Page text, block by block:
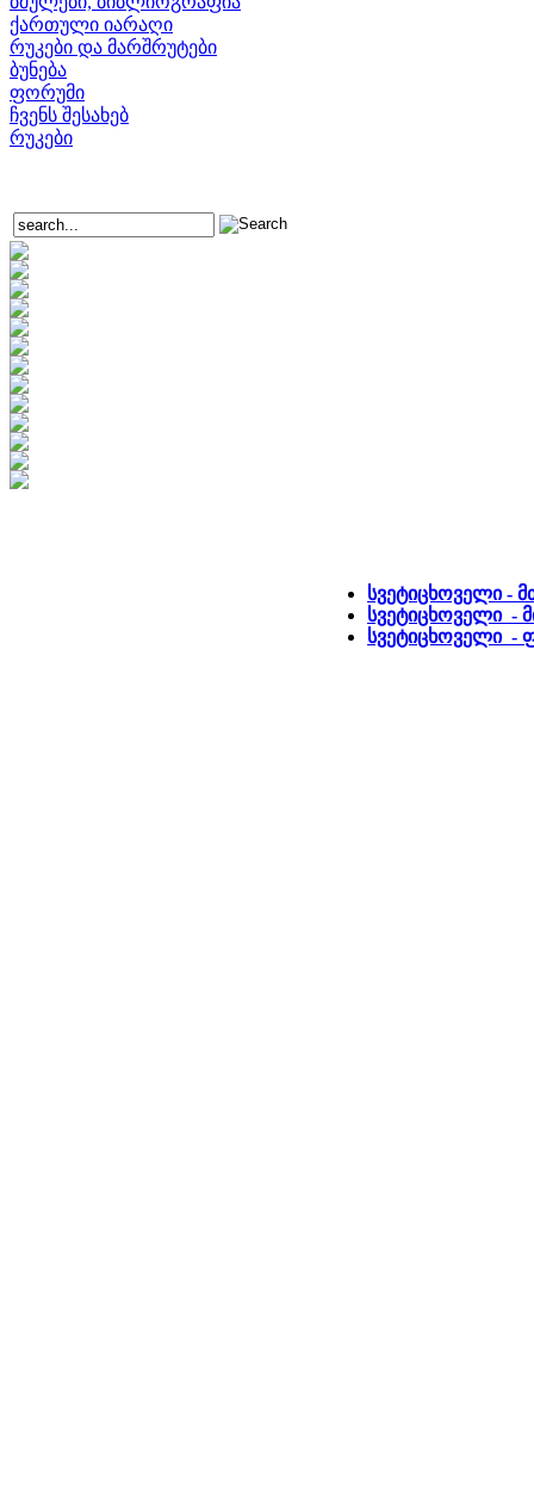
ქართული იარაღი
რუკები და მარშრუტები
ბუნება
ფორუმი
ჩვენს შესახებ
რუკები
სვეტიცხოველი -
სვეტიცხოველი -
სვეტიცხოველი -